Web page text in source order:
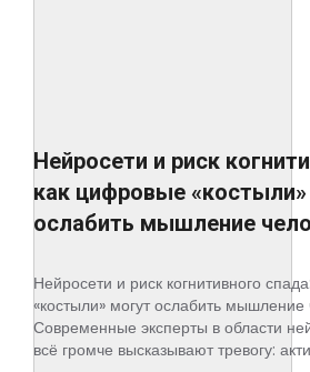
Нейросети и риск
как цифровые «костыли»
ослабить мышление
Нейросети и риск когнитивного
«костыли» могут ослабить мышление
Современные эксперты в области
всё громче высказывают тревогу: